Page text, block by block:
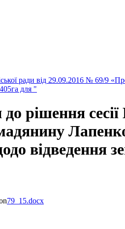
ради від 29.09.2016 № 69/9
для "
рішення сесії
79_15.docx